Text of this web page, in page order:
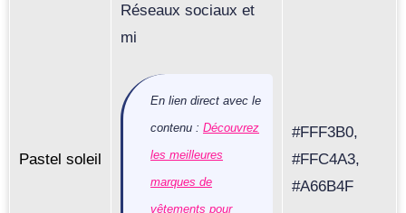
Pastel soleil
Réseaux sociaux et
mi
En lien direct avec le
contenu : Découvrez
les meilleures
marques de
vêtements pour
#FFF3B0,
#FFC4A3,
#A66B4F